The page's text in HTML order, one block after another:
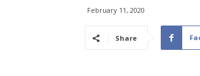
February 11, 2020
Share